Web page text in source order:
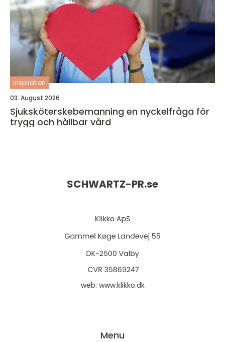
inspiration
03. August 2026
Sjuksköterskebemanning en nyckelfråga för
trygg och hållbar vård
SCHWARTZ-PR.se
web: www.klikko.dk
Menu